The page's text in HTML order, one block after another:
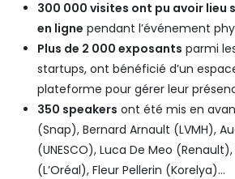
300 000 visites ont pu avoir lieu
en ligne pendant l’événement
Plus de 2 000 exposants parmi
startups, ont bénéficié d’un
plateforme pour gérer leur
350 speakers ont été mis en
(Snap), Bernard Arnault (LVMH),
(UNESCO), Luca De Meo
(L’Oréal), Fleur Pellerin (Korelya)…